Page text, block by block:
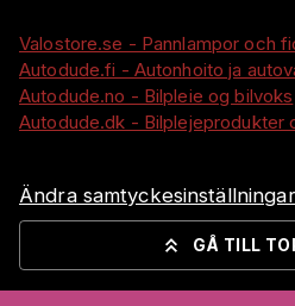
Valostore.se - Pannlampor och
Autodude.fi - Autonhoito ja
Autodude.no - Bilpleie og bilvoks
Autodude.dk - Bilplejeprodukter
Ändra samtyckesinställningar
GÅ TILL